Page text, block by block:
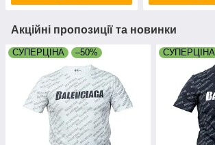
Акційні пропозиції та новинки
СУПЕРЦІНА –50% СУПЕРЦІНА